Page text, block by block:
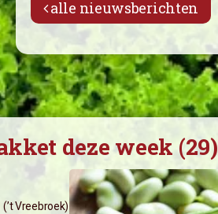
alle nieuwsberichten
deze week (29)
Vreebroek)